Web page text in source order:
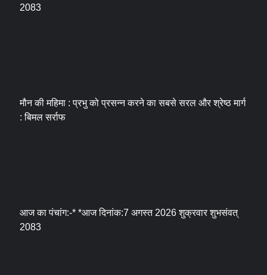
2083
मौन की महिमा : प्रभु को प्रसन्न करने का सबसे सरल और श्रेष्ठ मार्ग
: बिमल सर्राफ
आज का पंचांग:-* *आज दिनांक:7 अगस्त 2026 शुक्रवार शुभसंवत्
2083